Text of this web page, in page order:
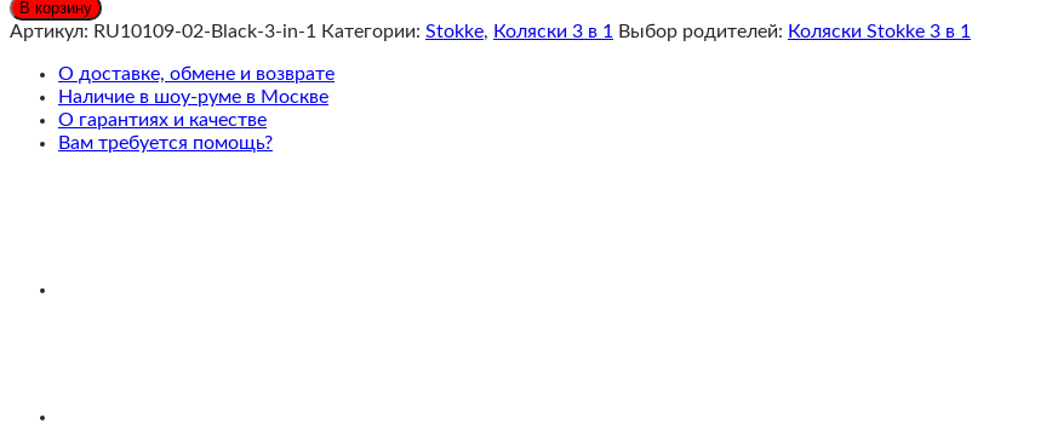
YOYO³
3
в
1
с
В корзину
Артикул: RU10109-02-Black-3-in-1 Категории: Stokke, Коляски 3 в 1 Выбор родителей: Коляски Stokke 3 в 1
О доставке, обмене и возврате
Наличие в шоу-руме в Москве
О гарантиях и качестве
Вам требуется помощь?